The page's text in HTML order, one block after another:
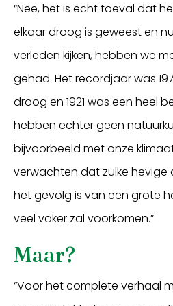
“Nee, het is echt toeval dat
elkaar droog is geweest en
verleden kijken, hebben we
gehad. Het recordjaar was
droog en 1921 was een heel
hebben echter geen
bijvoorbeeld met onze
verwachten dat zulke hevige
het gevolg is van een grote
veel vaker zal voorkomen.”
Maar?
“Voor het complete verhaal